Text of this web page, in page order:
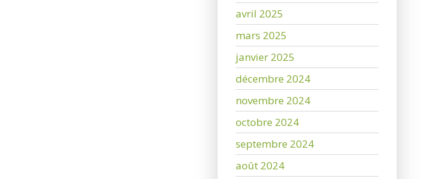
avril 2025
mars 2025
janvier 2025
décembre 2024
novembre 2024
octobre 2024
septembre 2024
août 2024